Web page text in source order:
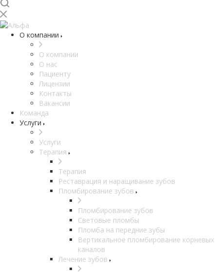
О компании
О компании
О нас
Пациенту
Лицензии
Контакты
Вакансии
Команда
Услуги
Услуги
Терапия
Терапия
Реставрация и наращивание зубов
Пломбирование зубов
Пломбирование зубов
Световые пломбы
Пломба на передние зубы
Вертикальное пломбирование корневых
каналов
Лечение зубов